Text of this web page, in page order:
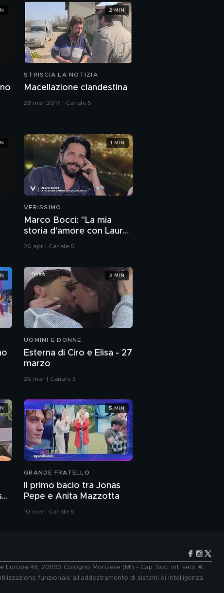
STRISCIA LA NOTIZIA
Macellazione clandestina
28 mar 2017 | Canale 5
2 MIN
VERISSIMO
Marco Bocci: "La mia
storia d'amore con Laura
Chiatti"
26 apr | Canale 5
1 MIN
UOMINI E DONNE
Esterna di Ciro e Elisa - 27
marzo
26 mar | Canale 5
3 MIN
GRANDE FRATELLO
Il primo bacio tra Jonas
Pepe e Anita Mazzotta
10 nov | Canale 5
5 MIN
Europa 46, 20093 Cologno Monzese (MI) - Cap. Soc. int. vers. €
funzionale all'addestramento di sistemi di intelligenza